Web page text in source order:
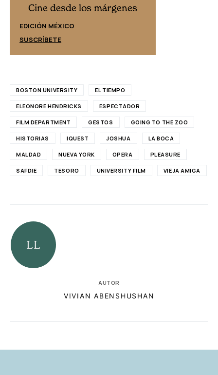
Cine desde los márgenes
EDICIÓN MÉXICO
SUSCRÍBETE
BOSTON UNIVERSITY EL TIEMPO
ELEONORE HENDRICKS ESPECTADOR
FILM DEPARTMENT GESTOS GOING TO THE ZOO
HISTORIAS IQUEST JOSHUA LA BOCA
MALDAD NUEVA YORK OPERA PLEASURE
SAFDIE TESORO UNIVERSITY FILM VIEJA AMIGA
AUTOR
VIVIAN ABENSHUSHAN